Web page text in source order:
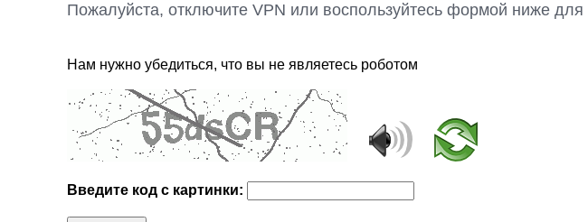
Пожалуйста, отключите VPN или воспользуйтесь формой ниже для
Нам нужно убедиться, что вы не являетесь роботом
Введите код с картинки: